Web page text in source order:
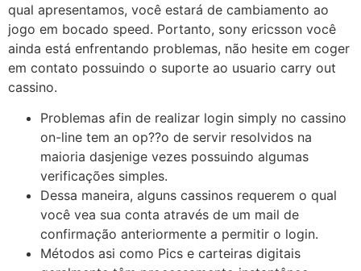
qual apresentamos, você estará de cambiamento ao
jogo em bocado speed. Portanto, sony ericsson você
ainda está enfrentando problemas, não hesite em coger
em contato possuindo o suporte ao usuario carry out
cassino.
Problemas afin de realizar login simply no cassino
on-line tem an op??o de servir resolvidos na
maioria dasjenige vezes possuindo algumas
verificações simples.
Dessa maneira, alguns cassinos requerem o qual
você vea sua conta através de um mail de
confirmação anteriormente a permitir o login.
Métodos asi como Pics e carteiras digitais